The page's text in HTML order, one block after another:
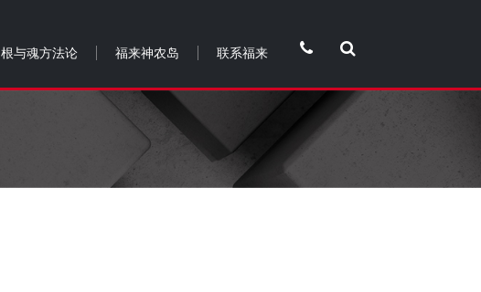
根与魂方法论 福来神农岛 联系福来